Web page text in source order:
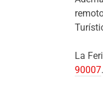
La
90007